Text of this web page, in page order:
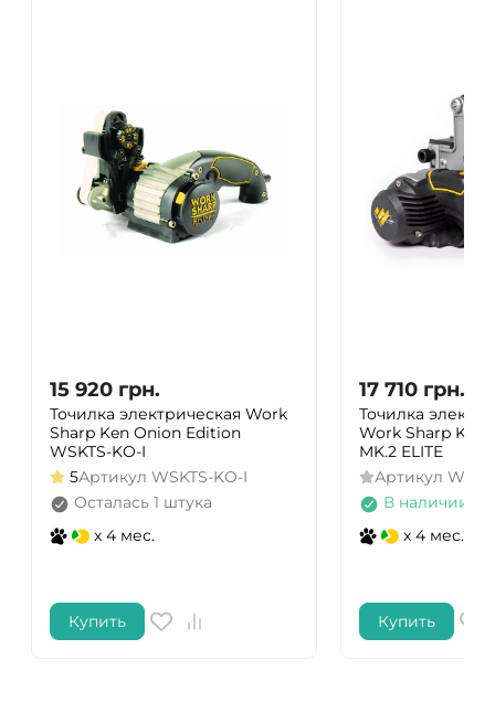
15 920 грн.
Точилка электрическая Work
Sharp Ken Onion Edition
WSKTS-KO-I
5Артикул WSKTS-KO-I
Осталась 1 штука
x 4 мес.
Купить
17 710 грн.
Точилка
Work Sharp Ken
MK.2 ELITE
Артикул
В наличии
x 4 мес.
Купить